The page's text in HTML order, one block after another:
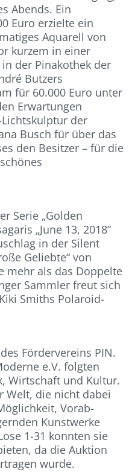
Abends. Ein
Euro erzielte ein
Aquarell von
kurzem in einer
der Pinakothek der
Butzers
für 60.000 Euro unter
Erwartungen
der
Busch für über das
den Besitzer – für die
Serie „Golden
„June 13, 2018“
in der Silent
Geliebte“ von
mehr als das Doppelte
Sammler freut sich
Smiths Polaroid-
Fördervereins PIN.
e.V. folgten
Wirtschaft und Kultur.
Welt, die nicht dabei
Vorab-
Kunstwerke
1-31 konnten sie
da die Auktion
wurde.